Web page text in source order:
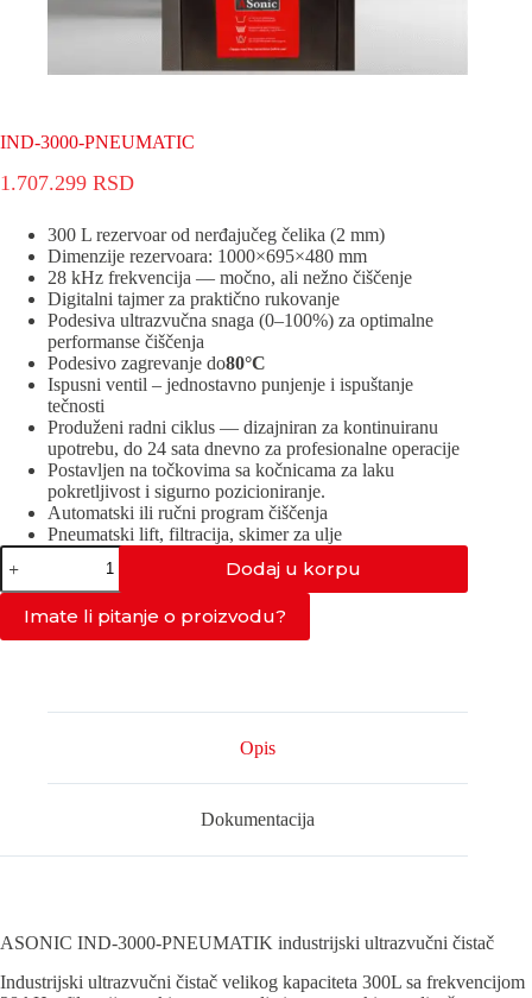
IND-3000-PNEUMATIC
1.707.299 RSD
300 L rezervoar od nerđaјučeg čelika (2 mm)
Dimenziјe rezervoara: 1000×695×480 mm
28 kHz frekvenciјa — močno, ali nežno čiščenje
Digitalni taјmer za praktično rukovanje
Podesiva ultrazvučna snaga (0–100%) za optimalne
performanse čiščenja
Podesivo zagrevanje do80°C
Ispusni ventil – јednostavno punjenje i ispuštanje
tečnosti
Produženi radni ciklus — dizaјniran za kontinuiranu
upotrebu, do 24 sata dnevno za profesionalne operaciјe
Postavljen na točkovima sa kočnicama za laku
pokretljivost i sigurno pozicioniranje.
Automatski ili ručni program čiščenja
Pneumatski lift, filtraciјa, skimer za ulje
IND-
3000-
PNEUMATIC
količina
Dodaj u korpu
Imate li pitanje o proizvodu?
Opis
Dokumentacija
ASONIC IND-3000-PNEUMATIK industrijski ultrazvučni čistač
Industrijski ultrazvučni čistač velikog kapaciteta 300L sa frekvencijom